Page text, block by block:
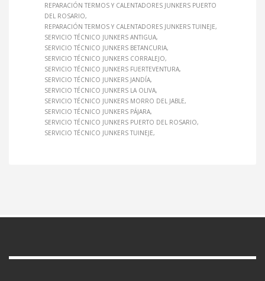
REPARACIÓN TERMOS Y CALENTADORES JUNKERS PUERTO
DEL ROSARIO
REPARACIÓN TERMOS Y CALENTADORES JUNKERS TUINEJE
SERVICIO TÉCNICO JUNKERS ANTIGUA
SERVICIO TÉCNICO JUNKERS BETANCURIA
SERVICIO TÉCNICO JUNKERS CORRALEJO
SERVICIO TÉCNICO JUNKERS FUERTEVENTURA
SERVICIO TÉCNICO JUNKERS JANDÍA
SERVICIO TÉCNICO JUNKERS LA OLIVA
SERVICIO TÉCNICO JUNKERS MORRO DEL JABLE
SERVICIO TÉCNICO JUNKERS PÁJARA
SERVICIO TÉCNICO JUNKERS PUERTO DEL ROSARIO
SERVICIO TÉCNICO JUNKERS TUINEJE